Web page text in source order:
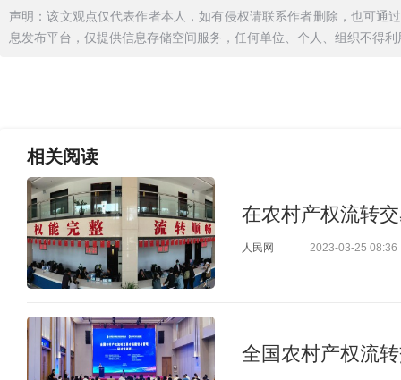
声明：该文观点仅代表作者本人，如有侵权请联系作者删除，也可通
息发布平台，仅提供信息存储空间服务，任何单位、个人、组织不得
相关阅读
在农村产权流转
人民网 2023-03-25 08:36
全国农村产权流